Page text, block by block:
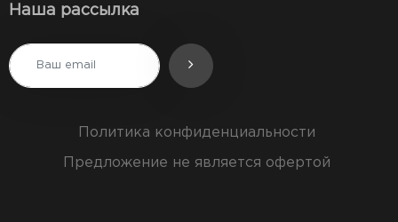
Наша рассылка
Политика конфиденциальности
Предложение не является офертой